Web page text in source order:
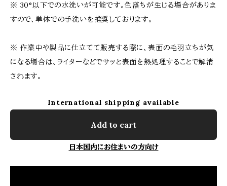
※ 30°以下での水洗いが可能です。色落ちが生じる場合がありま
すので、単体での手洗いを推奨しております。
※ 作業中や製品に仕立てて販売する際に、表面の毛羽立ちが気
になる場合は、ライターなどでサッと表面を熱処理することで解消
されます。
International shipping available
Add to cart
日本国内にお住まいの方向け